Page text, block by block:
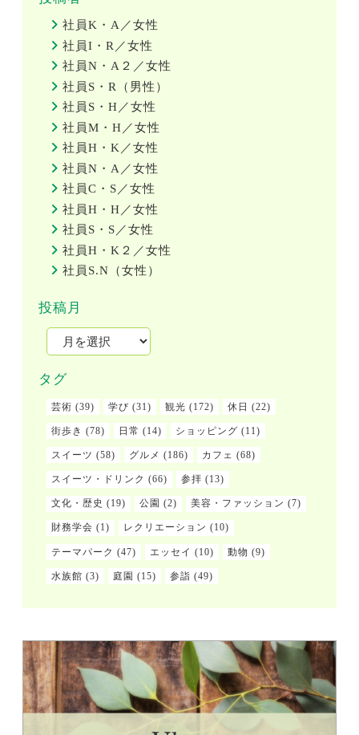
社員K・A／女性
社員I・R／女性
社員N・A２／女性
社員S・R（男性）
社員S・H／女性
社員M・H／女性
社員H・K／女性
社員N・A／女性
社員C・S／女性
社員H・H／女性
社員S・S／女性
社員H・K２／女性
社員S.N（女性）
投稿月
タグ
芸術 (39) 学び (31) 観光 (172) 休日 (22)
街歩き (78) 日常 (14) ショッピング (11)
スイーツ (58) グルメ (186) カフェ (68)
スイーツ・ドリンク (66) 参拝 (13)
文化・歴史 (19) 公園 (2) 美容・ファッション (7)
財務学会 (1) レクリエーション (10)
テーマパーク (47) エッセイ (10) 動物 (9)
水族館 (3) 庭園 (15) 参詣 (49)